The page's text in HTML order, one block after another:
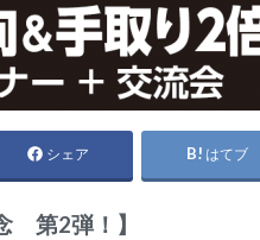
シェア はてブ
第2弾！】